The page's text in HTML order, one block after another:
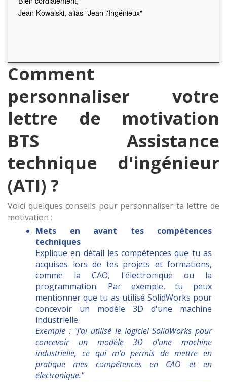
Jean Kowalski, alias "Jean l'Ingénieux"
Comment
personnaliser votre
lettre de motivation
BTS Assistance
technique d'ingénieur
(ATI) ?
Voici quelques conseils pour personnaliser ta lettre de
motivation :
Mets en avant tes compétences
techniques
Explique en détail les compétences que tu as
acquises lors de tes projets et formations,
comme la CAO, l'électronique ou la
programmation. Par exemple, tu peux
mentionner que tu as utilisé SolidWorks pour
concevoir un modèle 3D d'une machine
industrielle.
Exemple : "J'ai utilisé le logiciel SolidWorks pour
concevoir un modèle 3D d'une machine
industrielle, ce qui m'a permis de mettre en
pratique mes compétences en CAO et en
électronique."